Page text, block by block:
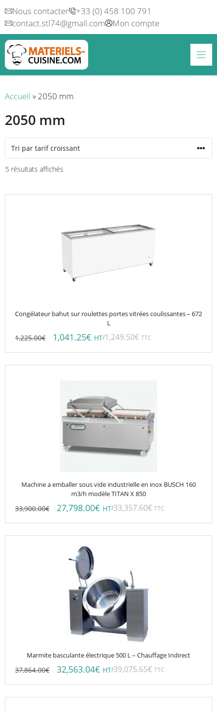
Aller
au
contenu
Nous contacter
+33 (0) 458 100 791
contact.stl74@gmail.com
Mon compte
Accueil » 2050 mm
2050 mm
5 résultats affichés
Congélateur bahut sur roulettes portes vitrées coulissantes – 672
L
1,225.00€ 1,041.25€ HT/1,249.50€ TTC
Machine a emballer sous vide industrielle en inox BUSCH 160
m3/h modèle TITAN X 850
33,900.00€ 27,798.00€ HT/33,357.60€ TTC
Marmite basculante électrique 500 L – Chauffage Indirect
37,864.00€ 32,563.04€ HT/39,075.65€ TTC